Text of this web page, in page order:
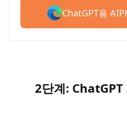
ChatGPT용
2단계: ChatGPT